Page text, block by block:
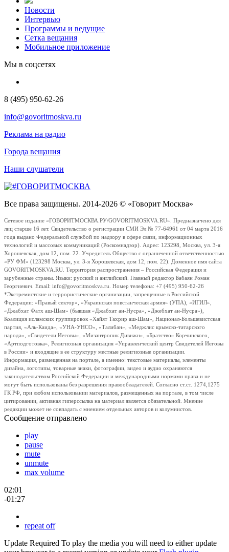
Новости
Интервью
Программы и ведущие
Сетка вещания
Мобильное приложение
Мы в соцсетях
8 (495) 950-62-26
info@govoritmoskva.ru
Реклама на радио
Города вещания
Наши слушатели
Все права защищены. 2014-2026 © «Говорит Москва»
Сетевое издание «ГОВОРИТМОСКВА.РУ/GOVORITMOSKVA.RU». Предназначено для
лиц старше 16 лет. Свидетельство о регистрации СМИ Эл № 77-64961 от 04 марта 2016
года выдано Федеральной службой по надзору в сфере связи, информационных
технологий и массовых коммуникаций (Роскомнадзор). Адрес: 123298, Москва, ул. 3-я
Хорошевская, дом 12, пом. 22. Учредитель Общество с ограниченной ответственностью
«РУ ФМ» (123298 Москва, ул. 3-я Хорошевская, дом 12, пом. 22). Доменное имя сайта
GOVORITMOSKVA.RU. Территория распространения – Российская Федерация и
зарубежные страны. Языки: русский и английский. Главный редактор Бабаян Роман
Георгиевич. Email: info@govoritmoskva.ru. Номер телефона: +7 (495) 950-62-26
*Экстремистские и террористические организации, запрещенные в Российской
Федерации: «Правый сектор», «Украинская повстанческая армия» (УПА), «ИГИЛ»,
«Джабхат Фатх аш-Шам» (бывшая «Джабхат ан-Нусра», «Джебхат ан-Нусра»),
Коалиция исламских группировок «Хайят Тахрир аш-Шам», Национал-Большевистская
партия, «Аль-Каида», «УНА-УНСО», «Талибан», «Меджлис крымско-татарского
народа», «Свидетели Иеговы», «Мизантропик Дивижн», «Братство» Корчинского,
«Артподготовка», Религиозная организация «Управленческий центр Свидетелей Иеговы
в России» и входящие в ее структуру местные религиозные организации.
Информация, размещенная на портале, а именно: текстовые материалы, элементы
дизайна, логотипы, товарные знаки, фотографии, видео и аудио охраняются
законодательством Российской Федерации и международными нормами права и не
могут быть использованы без разрешения правообладателей. Согласно ст.ст. 1274,1275
ГК РФ, при любом использовании материалов, размещенных на портале, в том числе
цитировании, активная гиперссылка на материал является обязательной. Мнение
редакции может не совпадать с мнением отдельных авторов и колумнистов.
Сообщение отправлено
play
pause
mute
unmute
max volume
02:01
-01:27
repeat off
Update Required To play the media you will need to either update